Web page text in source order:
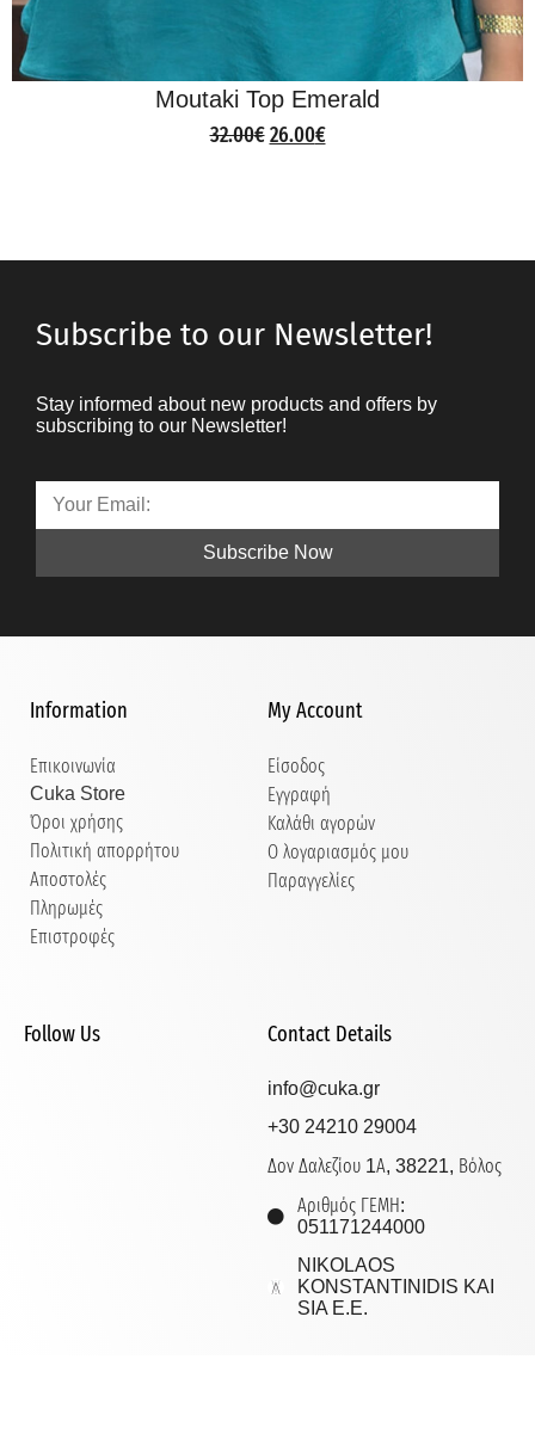
Moutaki Top Emerald
32.00€ 26.00€
Subscribe to our Newsletter!
Stay informed about new products and offers by
subscribing to our Newsletter!
Subscribe Now
Information
Επικοινωνία
Cuka Store
Όροι χρήσης
Πολιτική απορρήτου
Αποστολές
Πληρωμές
Επιστροφές
My Account
Είσοδος
Εγγραφή
Καλάθι αγορών
Ο λογαριασμός μου
Παραγγελίες
Follow Us Contact Details
info@cuka.gr
+30 24210 29004
Δον Δαλεζίου 1Α, 38221, Βόλος
Αριθμός ΓΕΜΗ:
051171244000
NIKOLAOS
KONSTANTINIDIS KAI
SIA E.E.